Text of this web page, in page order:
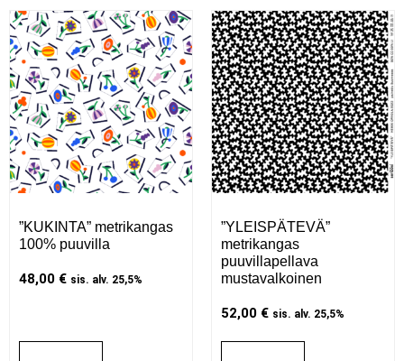
”KUKINTA” metrikangas
100% puuvilla
48,00 € sis. alv. 25,5%
”YLEISPÄTEVÄ”
metrikangas
puuvillapellava
mustavalkoinen
52,00 € sis. alv. 25,5%